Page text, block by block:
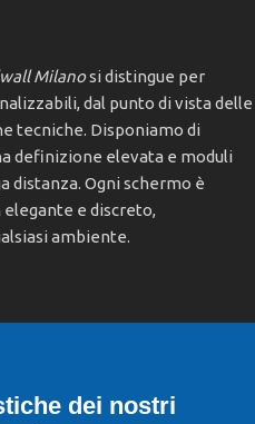
Milanosi distingue per
dal punto di vista delle
tecniche. Disponiamo di
definizione elevata e moduli
distanza. Ogni schermo è
e discreto,
ambiente.
dei nostri